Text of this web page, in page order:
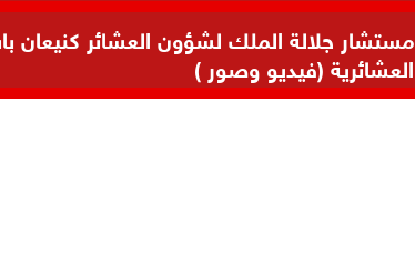
مستشار جلالة الملك لشؤون العشائر كنيعان
العشائرية (فيديو وصور )